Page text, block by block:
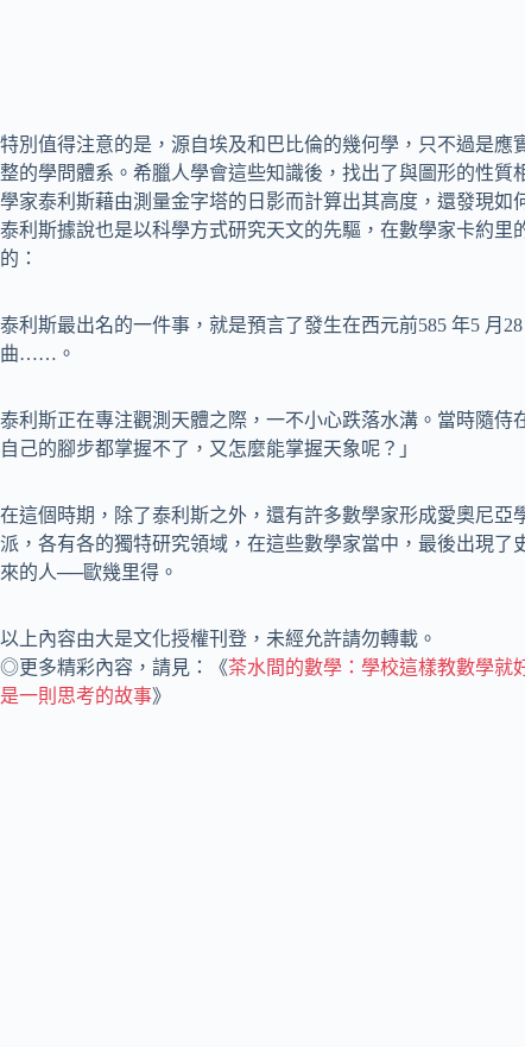
特別值得注意的是，源自埃及和巴比倫的幾何學，只不過是
整的學問體系。希臘人學會這些知識後，找出了與圖形的性
學家泰利斯藉由測量金字塔的日影而計算出其高度，還發現如
泰利斯據說也是以科學方式研究天文的先驅，在數學家卡約
的：
泰利斯最出名的一件事，就是預言了發生在西元前585 年5 月
曲……。
泰利斯正在專注觀測天體之際，一不小心跌落水溝。當時隨
自己的腳步都掌握不了，又怎麼能掌握天象呢？」
在這個時期，除了泰利斯之外，還有許多數學家形成愛奧尼亞
派，各有各的獨特研究領域，在這些數學家當中，最後出現了
來的人──歐幾里得。
以上內容由大是文化授權刊登，未經允許請勿轉載。
◎更多精彩內容，請見：《茶水間的數學：學校這樣教數學就
是一則思考的故事》